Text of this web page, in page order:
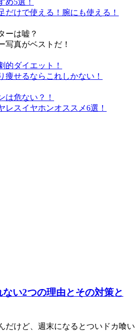
め5選！
だけで使える！腕にも使える！
ーは嘘？
写真がベストだ！
的ダイエット！
痩せるならこれしかない！
は危ない？！
レスイヤホンオススメ6選！
ない2つの理由とその対策と
だけど、週末になるとついドカ喰い